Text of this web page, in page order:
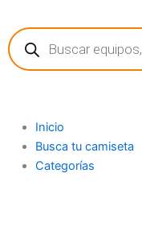
contenido
Búsqueda
de
productos
Inicio
Busca tu camiseta
Categorías